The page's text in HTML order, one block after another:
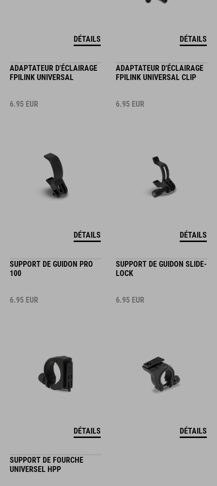
DÉTAILS DÉTAILS
ADAPTATEUR D'ÉCLAIRAGE
FPILINK UNIVERSAL
6.95 EUR
DÉTAILS
ADAPTATEUR D'ÉCLAIRAGE
FPILINK UNIVERSAL CLIP
6.95 EUR
DÉTAILS
SUPPORT DE GUIDON PRO
100
6.95 EUR
DÉTAILS
SUPPORT DE GUIDON SLIDE-
LOCK
6.95 EUR
DÉTAILS
SUPPORT DE FOURCHE
UNIVERSEL HPP